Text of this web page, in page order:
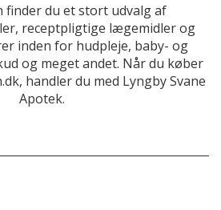
finder du et stort udvalg af
receptpligtige lægemidler og
inden for hudpleje, baby- og
og meget andet. Når du køber
handler du med Lyngby Svane
Apotek.